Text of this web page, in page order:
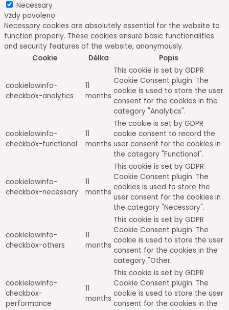
Necessary
Vždy povoleno
Necessary cookies are absolutely essential for the website to
function properly. These cookies ensure basic functionalities
and security features of the website, anonymously.
Cookie
Délka Popis
cookielawinfo-
checkbox-analytics
11
months
This cookie is set by GDPR
Cookie Consent plugin. The
cookie is used to store the user
consent for the cookies in the
category "Analytics".
cookielawinfo-
checkbox-functional
11
months
The cookie is set by GDPR
cookie consent to record the
user consent for the cookies in
the category "Functional".
cookielawinfo-
checkbox-necessary
11
months
This cookie is set by GDPR
Cookie Consent plugin. The
cookies is used to store the
user consent for the cookies in
the category "Necessary".
cookielawinfo-
checkbox-others
11
months
This cookie is set by GDPR
Cookie Consent plugin. The
cookie is used to store the user
consent for the cookies in the
category "Other.
cookielawinfo-
checkbox-
performance
11
months
This cookie is set by GDPR
Cookie Consent plugin. The
cookie is used to store the user
consent for the cookies in the